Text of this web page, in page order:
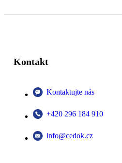
Kontakt
Kontaktujte nás
+420 296 184 910
info@cedok.cz